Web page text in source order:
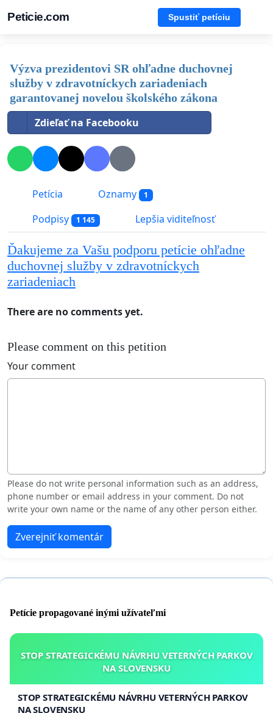
Peticie.com Spustiť petíciu
Výzva prezidentovi SR ohľadne duchovnej
služby v zdravotníckych zariadeniach
garantovanej novelou školského zákona
Zdieľať na Facebooku
Petícia Oznamy 1
Podpisy 1 145 Lepšia viditeľnosť
Ďakujeme za Vašu podporu petície ohľadne
duchovnej služby v zdravotníckych
zariadeniach
There are no comments yet.
Please comment on this petition
Your comment
Please do not write personal information such as an address,
phone number or email address in your comment. Do not
write your own name or the name of any other person either.
Zverejniť komentár
Petície propagované inými užívateľmi
STOP STRATEGICKÉMU NÁVRHU VETERNÝCH PARKOV
NA SLOVENSKU
STOP STRATEGICKÉMU NÁVRHU VETERNÝCH PARKOV
NA SLOVENSKU